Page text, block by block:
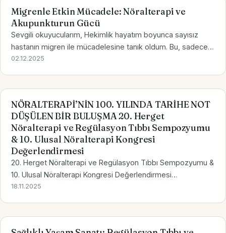
Migrenle Etkin Mücadele: Nöralterapi ve
Akupunkturun Gücü
Sevgili okuyucularım, Hekimlik hayatım boyunca sayısız
hastanın migren ile mücadelesine tanık oldum. Bu, sadece
bir baş ağrısı olmaktan öte, yaşam kalitesini derinden
02.12.2025
NÖRALTERAPİ’NİN 100. YILINDA TARİHE NOT
DÜŞÜLEN BİR BULUŞMA 20. Herget
Nöralterapi ve Regülasyon Tıbbı Sempozyumu
& 10. Ulusal Nöralterapi Kongresi
Değerlendirmesi
20. Herget Nöralterapi ve Regülasyon Tıbbı Sempozyumu &
10. Ulusal Nöralterapi Kongresi Değerlendirmesi
Nöralterapi’nin temellerinin Ferdinand ve Walter Huneke
18.11.2025